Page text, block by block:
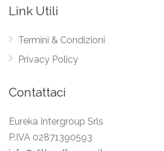
Link Utili
Termini & Condizioni
Privacy Policy
Contattaci
Eureka Intergroup Srls
P.IVA 02871390593